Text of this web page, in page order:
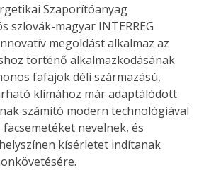
Szaporítóanyag
szlovák-magyar INTERREG
megoldást alkalmaz az
történő alkalmazkodásának
fafajok déli származású,
klímához már adaptálódott
számító modern technológiával
nevelnek, és
kísérletet indítanak